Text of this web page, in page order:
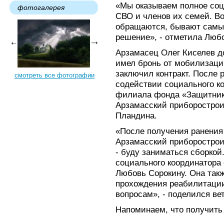
фотогалерея
смотреть все фотографии
«Мы оказываем полное
СВО и членов их семей.
обращаются, бывают
решение», - отметила
Арзамасец Олег Киселев
имел бронь от
заключил контракт. После
содействии социального
филиала фонда
Арзамасский
Пландина.
«После получения
Арзамасский
- буду заниматься
социального
Любовь Сорокину. Она
прохождения
вопросам», - поделился
Напоминаем, что